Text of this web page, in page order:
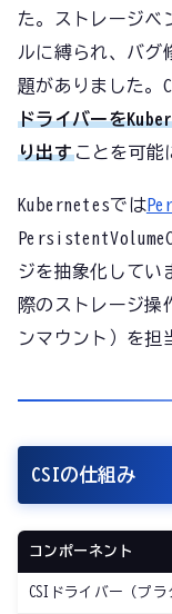
た。ストレージベ
ルに縛られ、バグ
題がありました。
ドライバーを
り出すことを可能
Kubernetesでは
ジを抽象化してい
際のストレージ操
ンマウント）を担
CSIの仕組み
コンポーネント
CSIドライバー（プラ